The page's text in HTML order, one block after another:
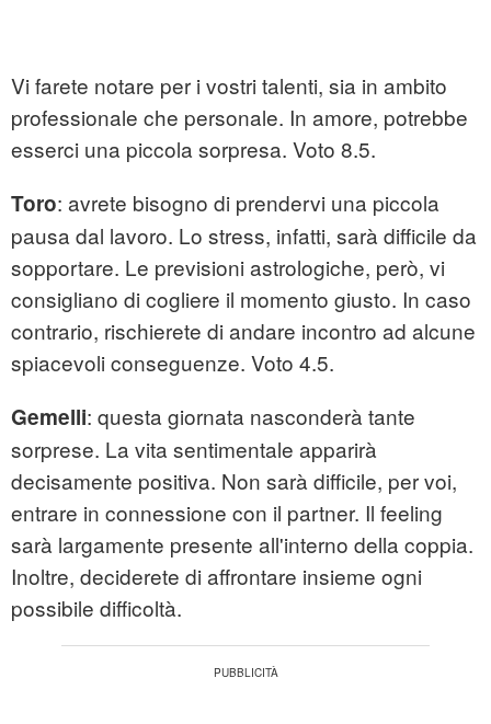
Vi farete notare per i vostri talenti, sia in ambito
professionale che personale. In amore, potrebbe
esserci una piccola sorpresa. Voto 8.5.
Toro: avrete bisogno di prendervi una piccola
pausa dal lavoro. Lo stress, infatti, sarà difficile da
sopportare. Le previsioni astrologiche, però, vi
consigliano di cogliere il momento giusto. In caso
contrario, rischierete di andare incontro ad alcune
spiacevoli conseguenze. Voto 4.5.
Gemelli: questa giornata nasconderà tante
sorprese. La vita sentimentale apparirà
decisamente positiva. Non sarà difficile, per voi,
entrare in connessione con il partner. Il feeling
sarà largamente presente all'interno della coppia.
Inoltre, deciderete di affrontare insieme ogni
possibile difficoltà.